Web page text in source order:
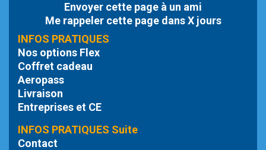
Envoyer cette page à un ami
Me rappeler cette page dans X jours
INFOS PRATIQUES
Nos options Flex
Coffret cadeau
Aeropass
Livraison
Entreprises et CE
INFOS PRATIQUES Suite
Contact